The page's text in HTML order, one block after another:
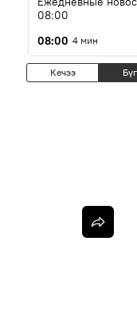
08:00
08:00 4 мин
Кечээ